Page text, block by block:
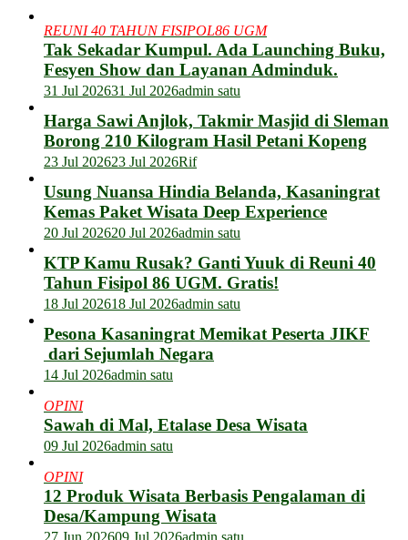
REUNI 40 TAHUN FISIPOL86 UGM
Tak Sekadar Kumpul. Ada Launching Buku,
Fesyen Show dan Layanan Adminduk.
31 Jul 202631 Jul 2026admin satu
Harga Sawi Anjlok, Takmir Masjid di Sleman
Borong 210 Kilogram Hasil Petani Kopeng
23 Jul 202623 Jul 2026Rif
Usung Nuansa Hindia Belanda, Kasaningrat
Kemas Paket Wisata Deep Experience
20 Jul 202620 Jul 2026admin satu
KTP Kamu Rusak? Ganti Yuuk di Reuni 40
Tahun Fisipol 86 UGM. Gratis!
18 Jul 202618 Jul 2026admin satu
Pesona Kasaningrat Memikat Peserta JIKF
dari Sejumlah Negara
14 Jul 2026admin satu
OPINI
Sawah di Mal, Etalase Desa Wisata
09 Jul 2026admin satu
OPINI
12 Produk Wisata Berbasis Pengalaman di
Desa/Kampung Wisata
27 Jun 202609 Jul 2026admin satu